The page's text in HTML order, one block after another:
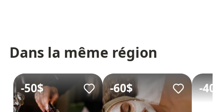
Dans la même région
-50$ -60$ -40$